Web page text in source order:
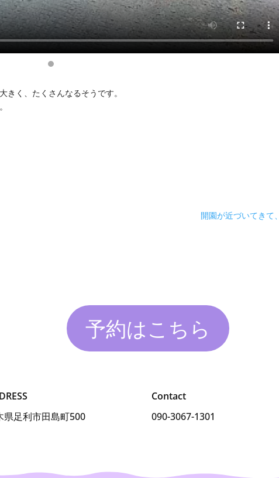
きく、たくさんなるそうです。
開園が近づいてきて、
予約はこちら
県足利市田島町500
Contact
090-3067-1301